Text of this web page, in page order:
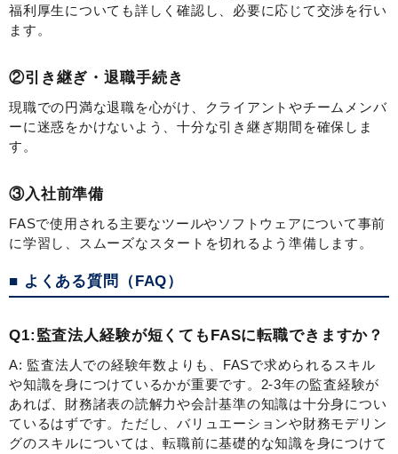
福利厚生についても詳しく確認し、必要に応じて交渉を行い
ます。
②引き継ぎ・退職手続き
現職での円満な退職を心がけ、クライアントやチームメンバ
ーに迷惑をかけないよう、十分な引き継ぎ期間を確保しま
す。
③入社前準備
FASで使用される主要なツールやソフトウェアについて事前
に学習し、スムーズなスタートを切れるよう準備します。
■ よくある質問（FAQ）
Q1:監査法人経験が短くてもFASに転職できますか？
A: 監査法人での経験年数よりも、FASで求められるスキル
や知識を身につけているかが重要です。2-3年の監査経験が
あれば、財務諸表の読解力や会計基準の知識は十分身につい
ているはずです。ただし、バリュエーションや財務モデリン
グのスキルについては、転職前に基礎的な知識を身につけて